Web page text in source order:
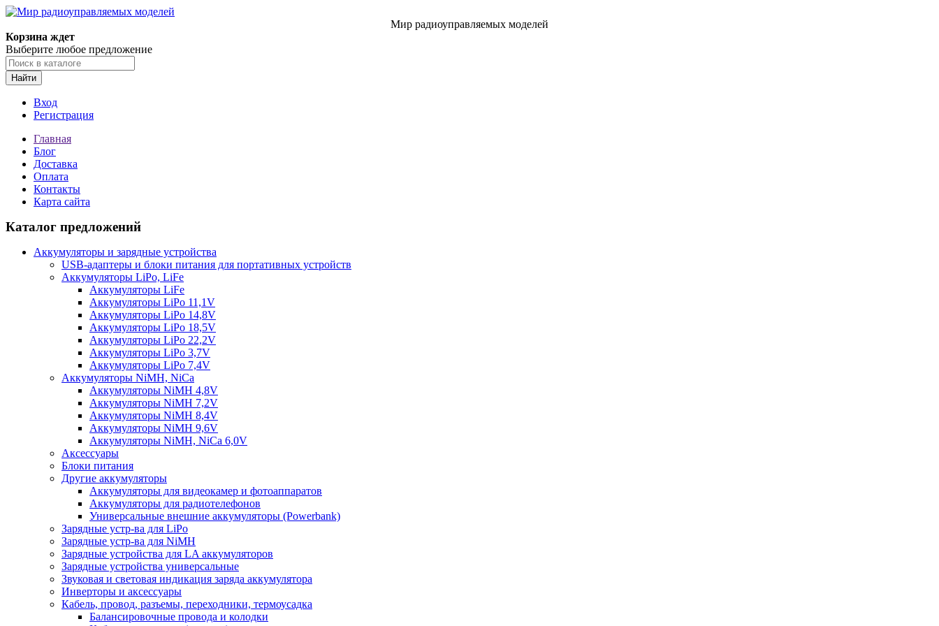
Мир радиоуправляемых моделей
Корзина ждет
Выберите любое предложение
Найти
Вход
Регистрация
Главная
Блог
Доставка
Оплата
Контакты
Карта сайта
Каталог предложений
Аккумуляторы и зарядные устройства
USB-адаптеры и блоки питания для портативных устройств
Аккумуляторы LiPo, LiFe
Аккумуляторы LiFe
Аккумуляторы LiPo 11,1V
Аккумуляторы LiPo 14,8V
Аккумуляторы LiPo 18,5V
Аккумуляторы LiPo 22,2V
Аккумуляторы LiPo 3,7V
Аккумуляторы LiPo 7,4V
Аккумуляторы NiMH, NiCa
Аккумуляторы NiMH 4,8V
Аккумуляторы NiMH 7,2V
Аккумуляторы NiMH 8,4V
Аккумуляторы NiMH 9,6V
Аккумуляторы NiMH, NiCa 6,0V
Аксессуары
Блоки питания
Другие аккумуляторы
Аккумуляторы для видеокамер и фотоаппаратов
Аккумуляторы для радиотелефонов
Универсальные внешние аккумуляторы (Powerbank)
Зарядные устр-ва для LiPo
Зарядные устр-ва для NiMH
Зарядные устройства для LA аккумуляторов
Зарядные устройства универсальные
Звуковая и световая индикация заряда аккумулятора
Инверторы и аксессуары
Кабель, провод, разъемы, переходники, термоусадка
Балансировочные провода и колодки